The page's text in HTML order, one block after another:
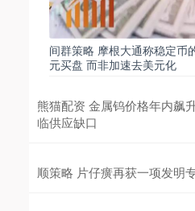
间群策略 摩根大通称稳定币
元买盘 而非加速去美元化
熊猫配资 金属钨价格年内飙
临供应缺口
顺策略 片仔癀再获一项发明